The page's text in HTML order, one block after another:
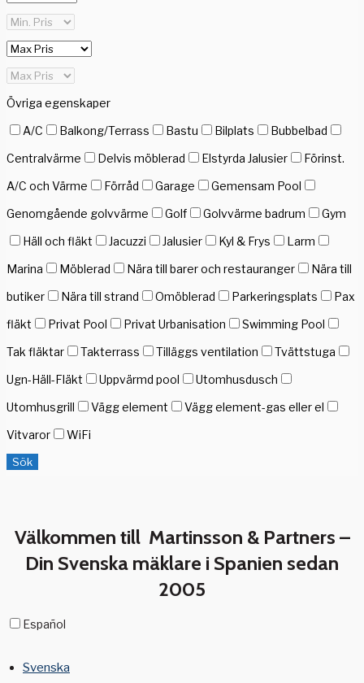
Övriga egenskaper
A/C
Balkong/Terrass Bastu Bilplats
Bubbelbad
Centralvärme
Delvis möblerad Elstyrda Jalusier
Förinst.
A/C och Värme
Förråd Garage
Gemensam Pool
Genomgående golvvärme
Golf Golvvärme badrum
Gym
Häll och fläkt
Jacuzzi Jalusier Kyl & Frys
Larm
Marina
Möblerad Nära till barer och restauranger
Nära till
butiker
Nära till strand Omöblerad Parkeringsplats
Pax
fläkt
Privat Pool Privat Urbanisation
Swimming Pool
Tak fläktar
Takterrass Tilläggs ventilation
Tvättstuga
Ugn-Häll-Fläkt
Uppvärmd pool
Utomhusdusch
Utomhusgrill
Vägg element
Vägg element-gas eller el
Vitvaror
WiFi
Sök
Välkommen till Martinsson & Partners –
Din Svenska mäklare i Spanien sedan
2005
Español
Svenska